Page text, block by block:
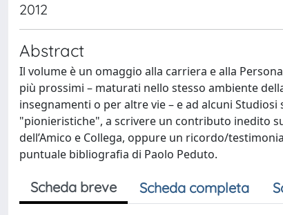
2012
Abstract
Il volume è un omaggio alla carriera e alla
più prossimi – maturati nello stesso ambiente
insegnamenti o per altre vie – e ad alcuni
"pionieristiche", a scrivere un contributo inedito
dell’Amico e Collega, oppure un ricordo/
puntuale bibliografia di Paolo Peduto.
Scheda breve Scheda completa